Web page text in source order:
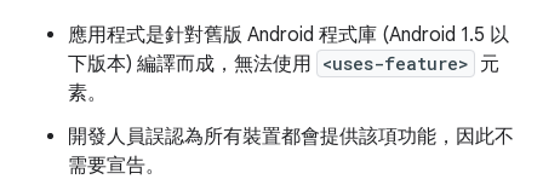
應用程式是針對舊版 Android 程式庫 (Android 1.5 以
下版本) 編譯而成，無法使用 <uses-feature> 元
素。
開發人員誤認為所有裝置都會提供該項功能，因此不
需要宣告。